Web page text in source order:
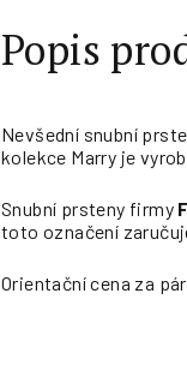
Popis
Nevšední snubní
kolekce Marry je
Snubní prsteny firmy
toto označení
Orientační cena za